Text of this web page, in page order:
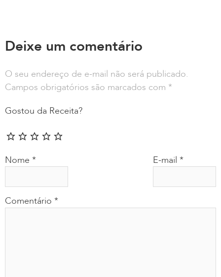
Deixe um comentário
O seu endereço de e-mail não será publicado.
Campos obrigatórios são marcados com *
Gostou da Receita?
Comentário *
Nome * E-mail *